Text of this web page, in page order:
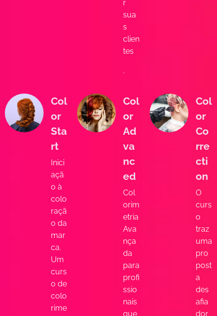
r
sua
s
clien
tes
.
Col
or
Sta
rt
Inici
açã
o à
colo
raçã
o da
mar
ca.
Um
curs
o de
colo
rime
Col
or
Ad
va
nc
ed
Col
orim
etria
Ava
nça
da
para
profi
ssio
nais
que
Col
or
Co
rre
cti
on
O
curs
o
traz
uma
pro
post
a
des
afia
dor